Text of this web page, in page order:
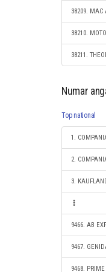
38209. MAC
38210.
38211.
Numar
Top national
3.
9467.